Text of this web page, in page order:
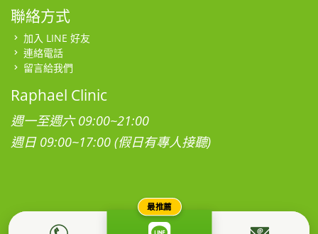
聯絡方式
加入 LINE 好友
連絡電話
留言給我們
Raphael Clinic
週一至週六 09:00~21:00
週日 09:00~17:00 (假日有專人接聽)
最推薦